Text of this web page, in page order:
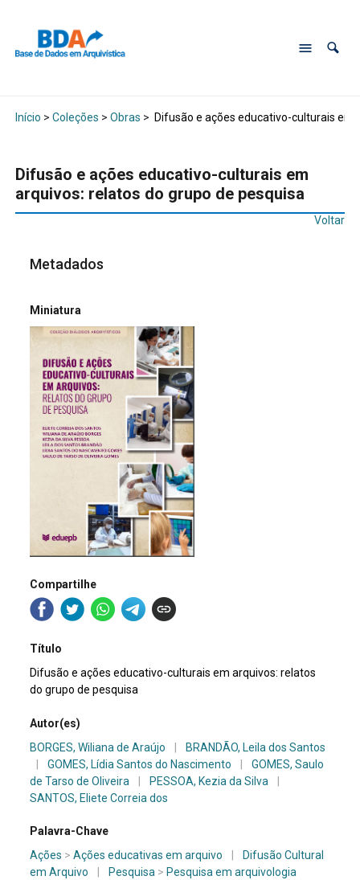
Início > Coleções > Obras > Difusão e ações educativo-culturais em
Difusão e ações educativo-culturais em
arquivos: relatos do grupo de pesquisa
Voltar
Metadados
Miniatura
Compartilhe
Título
Difusão e ações educativo-culturais em arquivos: relatos
do grupo de pesquisa
Autor(es)
BORGES, Wiliana de Araújo
BRANDÃO, Leila dos Santos
GOMES, Lídia Santos do Nascimento
GOMES, Saulo
de Tarso de Oliveira
PESSOA, Kezia da Silva
SANTOS, Eliete Correia dos
Palavra-Chave
Ações >Ações educativas em arquivo
Difusão Cultural
em Arquivo
Pesquisa > Pesquisa em arquivologia